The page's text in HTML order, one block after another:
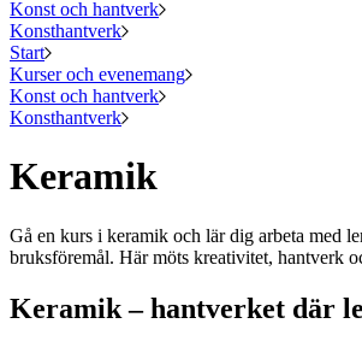
Konst och hantverk
Konsthantverk
Start
Kurser och evenemang
Konst och hantverk
Konsthantverk
Keramik
Gå en kurs i keramik och lär dig arbeta med
bruksföremål. Här möts kreativitet, hantverk
Keramik – hantverket där